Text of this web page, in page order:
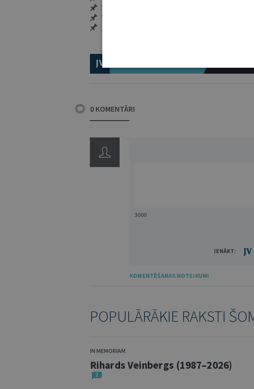
Vairāk nekā 18 000 rakstu un 2000 autoru
Visi tematiskie numuri un ikgadējie
0 KOMENTĀRI
3000
IENĀKT:
KOMENTĒŠANAS NOTEIKUMI
POPULĀRĀKIE RAKSTI
IN MEMORIAM
Rihards Veinbergs (1987–2026)
2